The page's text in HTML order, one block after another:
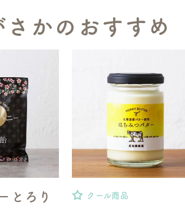
さかのおすすめ
とろり
クール商品